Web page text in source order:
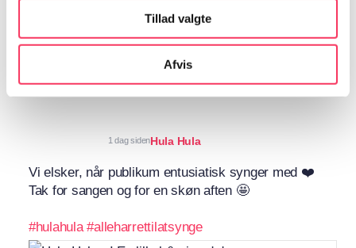
Tillad valgte
Afvis
Sociale Medier
Hula Hula
1 dag siden
Vi elsker, når publikum entusiatisk synger med ❤️
Tak for sangen og for en skøn aften 🤩
#hulahula #alleharrettilatsynge